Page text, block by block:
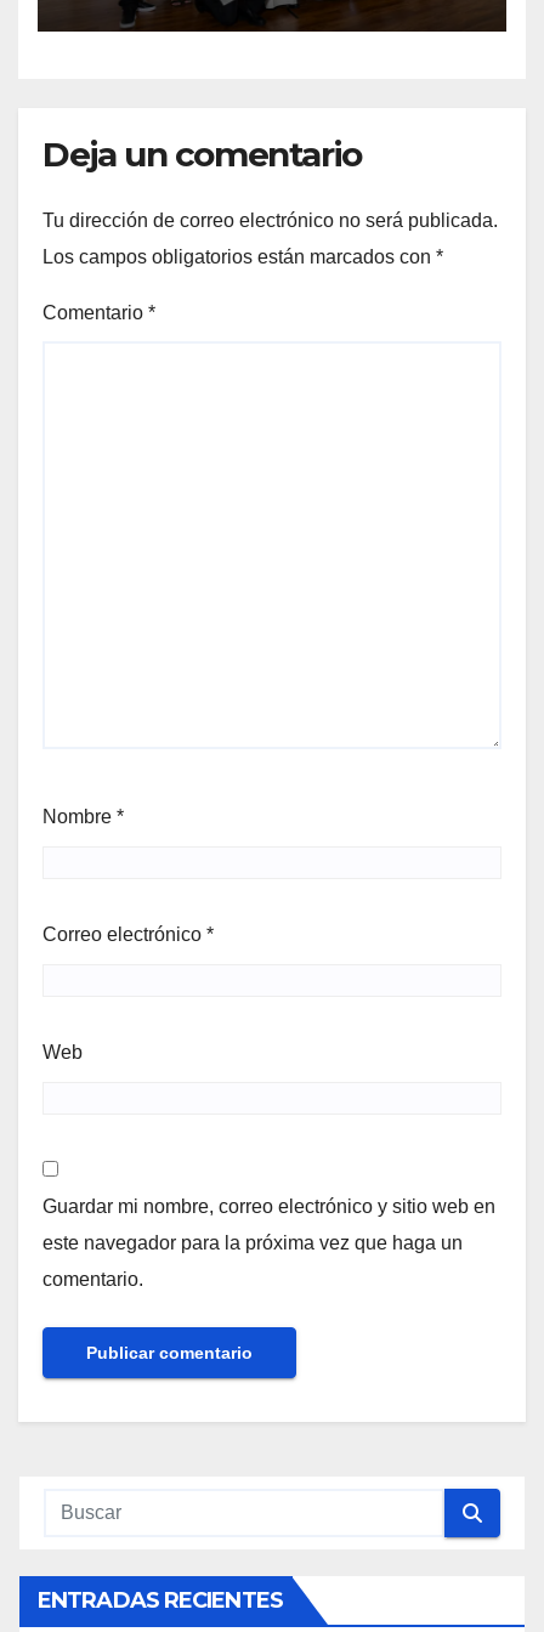
abierta su convocatoria
Deja un comentario
Tu dirección de correo electrónico no será publicada.
Los campos obligatorios están marcados con *
Comentario *
Nombre *
Correo electrónico *
Web
Guardar mi nombre, correo electrónico y sitio web en
este navegador para la próxima vez que haga un
comentario.
ENTRADAS RECIENTES